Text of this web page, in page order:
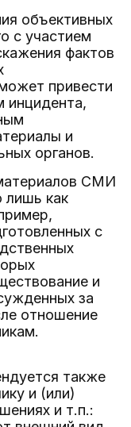
объективных
с участием
фактов
привести
инцидента,
и
органов.
СМИ
лишь как
с
и
за
отношение
также
и (или)
и т.п.: